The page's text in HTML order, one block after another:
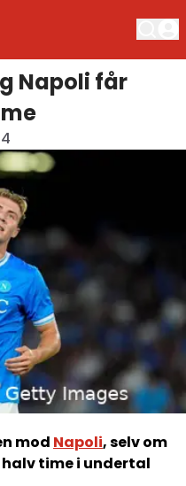
Napoli får
mod Napoli, selv om
time i undertal